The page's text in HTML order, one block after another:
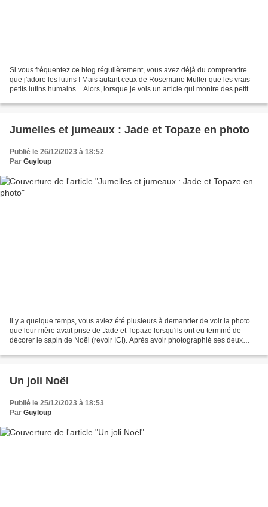
Si vous fréquentez ce blog régulièrement, vous avez déjà du comprendre
que j'adore les lutins ! Mais autant ceux de Rosemarie Müller que les vrais
petits lutins humains... Alors, lorsque je vois un article qui montre des petits
Jumelles et jumeaux : Jade et Topaze en photo
Publié le 26/12/2023 à 18:52
Par Guyloup
Il y a quelque temps, vous aviez été plusieurs à demander de voir la photo
que leur mère avait prise de Jade et Topaze lorsqu'ils ont eu terminé de
décorer le sapin de Noël (revoir ICI). Après avoir photographié ses deux
Un joli Noël
Publié le 25/12/2023 à 18:53
Par Guyloup